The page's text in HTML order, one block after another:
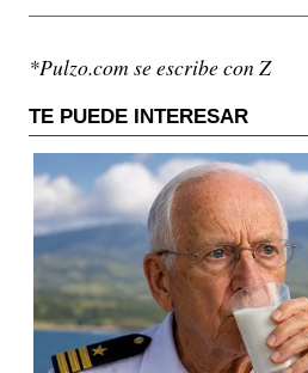
*Pulzo.com se escribe con Z